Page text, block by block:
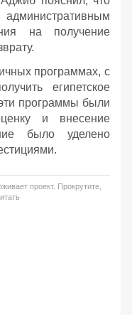
на получение
программах, с
египетское
программы были
и внесение
было уделено
проект. Прокрутите,